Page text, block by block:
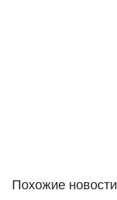
Похожие новости